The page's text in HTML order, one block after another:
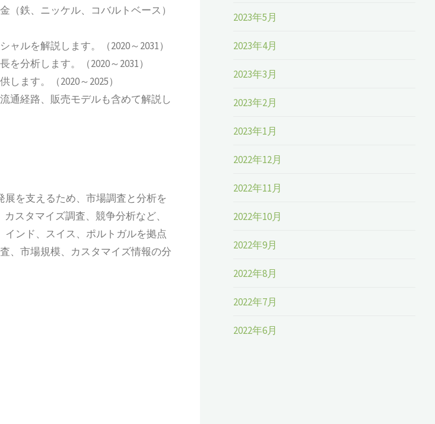
鉄、ニッケル、コバルトベース）
ルを解説します。（2020～2031）
分析します。（2020～2031）
ます。（2020～2025）
通経路、販売モデルも含めて解説し
展を支えるため、市場調査と分析を
スタマイズ調査、競争分析など、
ンド、スイス、ポルトガルを拠点
、市場規模、カスタマイズ情報の分
2023年5月
2023年4月
2023年3月
2023年2月
2023年1月
2022年12月
2022年11月
2022年10月
2022年9月
2022年8月
2022年7月
2022年6月